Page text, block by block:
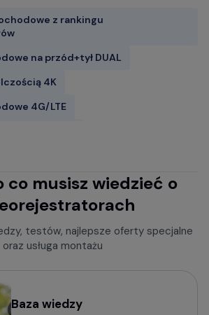
z rankingu
na przód+tył DUAL
4K
4G/LTE
FITCAMX
w lusterku wstecznym
z kamerą cofania
z trybem parkingowym
z czujnikiem ruchu
- małe i dyskretne
co musisz wiedzieć o
testów, najlepsze oferty specjalne
oraz usługa montażu
Baza wiedzy